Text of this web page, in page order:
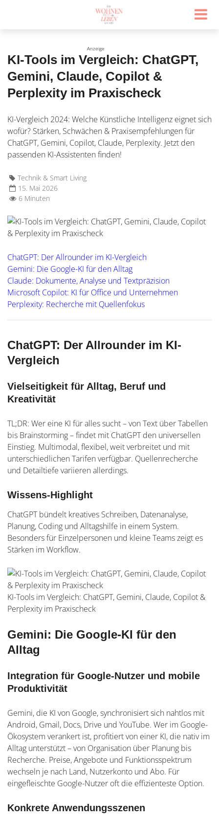
KI-Tools im Vergleich: ChatGPT,
Gemini, Claude, Copilot &
Perplexity im Praxischeck
KI-Vergleich 2024: Welche Künstliche Intelligenz eignet sich
wofür? Stärken, Schwächen & Praxisempfehlungen für
ChatGPT, Gemini, Copilot, Claude, Perplexity. Jetzt den
passenden KI-Assistenten finden!
Technik & Smart Living
15. Mai 2026
6 Minuten
ChatGPT: Der Allrounder im KI-Vergleich
Gemini: Die Google-KI für den Alltag
Claude: Dokumente, Analyse und Textpräzision
Microsoft Copilot: KI für Office und Unternehmen
Perplexity: Recherche mit Quellenfokus
ChatGPT: Der Allrounder im KI-
Vergleich
Vielseitigkeit für Alltag, Beruf und
Kreativität
TL;DR: Wer eine KI für alles sucht – von Text über Tabellen
bis Brainstorming – findet mit ChatGPT den universellen
Einstieg. Multimodal, flexibel, weit verbreitet und mit
unterschiedlichen Tarifen verfügbar. Quellenrecherche
und Detailtiefe variieren allerdings.
Wissens-Highlight
ChatGPT bündelt kreatives Schreiben, Datenanalyse,
Planung, Coding und Alltagshilfe in einem System.
Besonders für Einzelpersonen und kleine Teams zeigt es
Stärken im Workflow.
KI-Tools im Vergleich: ChatGPT, Gemini, Claude, Copilot &
Perplexity im Praxischeck
Gemini: Die Google-KI für den
Alltag
Integration für Google-Nutzer und mobile
Produktivität
Gemini, die KI von Google, synchronisiert sich nahtlos mit
Android, Gmail, Docs, Drive und YouTube. Wer im Google-
Ökosystem verankert ist, profitiert von einer KI, die nativ im
Alltag unterstützt – von Organisation über Planung bis
Recherche. Preise, Angebote und Funktionsspektrum
wechseln je nach Land, Nutzerkonto und Abo. Für
eingefleischte Google-Nutzer oft die effizienteste Option.
Konkrete Anwendungsszenen